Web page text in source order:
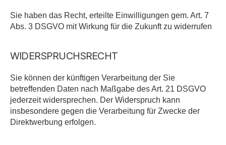
Sie haben das Recht, erteilte Einwilligungen gem. Art. 7
Abs. 3 DSGVO mit Wirkung für die Zukunft zu widerrufen
WIDERSPRUCHSRECHT
Sie können der künftigen Verarbeitung der Sie
betreffenden Daten nach Maßgabe des Art. 21 DSGVO
jederzeit widersprechen. Der Widerspruch kann
insbesondere gegen die Verarbeitung für Zwecke der
Direktwerbung erfolgen.